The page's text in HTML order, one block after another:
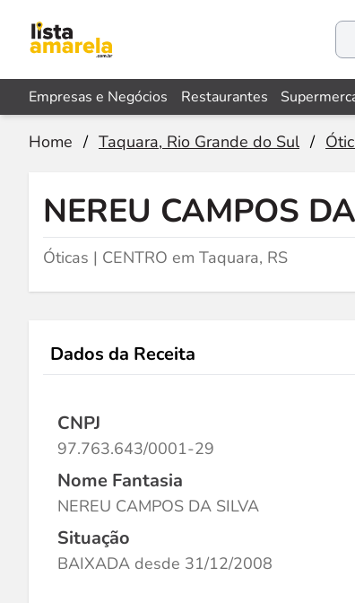
Empresas e Negócios Restaurantes
Home / Taquara, Rio Grande do Sul /
NEREU CAMPOS
Óticas | CENTRO em Taquara, RS
Dados da Receita
CNPJ
97.763.643/0001-29
Nome Fantasia
NEREU CAMPOS DA SILVA
Situação
BAIXADA desde 31/12/2008